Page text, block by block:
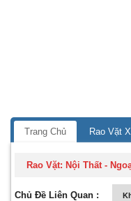
Trang Chủ Rao Vặt
Rao Vặt: Nội Thất -
Chủ Đề Liên Quan :